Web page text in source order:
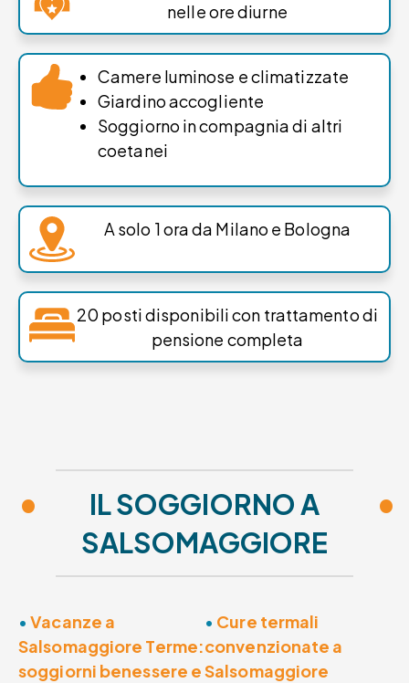
nelle ore diurne
Camere luminose e climatizzate
Giardino accogliente
Soggiorno in compagnia di altri
coetanei
A solo 1 ora da Milano e Bologna
20 posti disponibili con trattamento di
pensione completa​
•
IL SOGGIORNO A
SALSOMAGGIORE
•
•Vacanze a
Salsomaggiore Terme:
soggiorni benessere e
• Cure termali
convenzionate a
Salsomaggiore